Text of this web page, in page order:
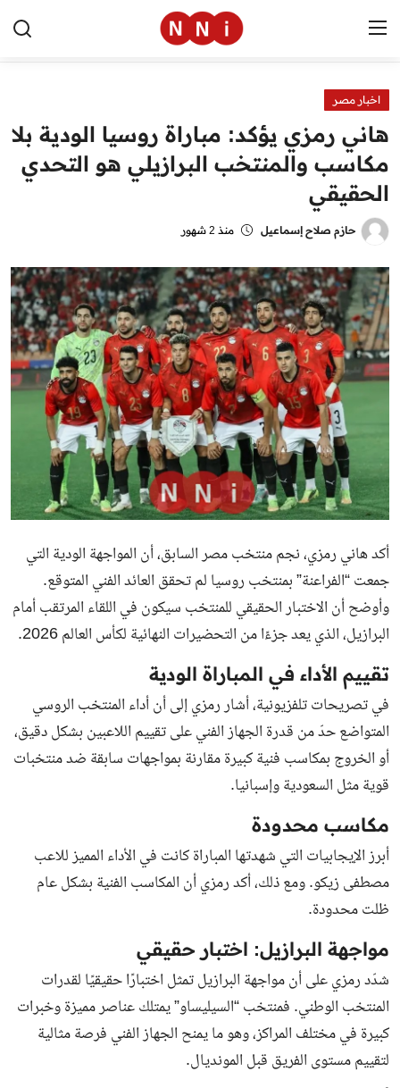
الرئيسية
اخبار مصر
العالم
الرياضة
مال وأعمال
تقنية
التعليم
منوعات
اخبار مصر
هاني رمزي يؤكد: مباراة روسيا الودية بلا
مكاسب والمنتخب البرازيلي هو التحدي
الحقيقي
حازم صلاح إسماعيل منذ 2 شهور
أكد هاني رمزي، نجم منتخب مصر السابق، أن المواجهة الودية التي
جمعت “الفراعنة” بمنتخب روسيا لم تحقق العائد الفني المتوقع.
وأوضح أن الاختبار الحقيقي للمنتخب سيكون في اللقاء المرتقب أمام
البرازيل، الذي يعد جزءًا من التحضيرات النهائية لكأس العالم 2026.
تقييم الأداء في المباراة الودية
في تصريحات تلفزيونية، أشار رمزي إلى أن أداء المنتخب الروسي
المتواضع حدّ من قدرة الجهاز الفني على تقييم اللاعبين بشكل دقيق،
أو الخروج بمكاسب فنية كبيرة مقارنة بمواجهات سابقة ضد منتخبات
قوية مثل السعودية وإسبانيا.
مكاسب محدودة
أبرز الإيجابيات التي شهدتها المباراة كانت في الأداء المميز للاعب
مصطفى زيكو. ومع ذلك، أكد رمزي أن المكاسب الفنية بشكل عام
ظلت محدودة.
مواجهة البرازيل: اختبار حقيقي
شدّد رمزي على أن مواجهة البرازيل تمثل اختبارًا حقيقيًا لقدرات
المنتخب الوطني. فمنتخب “السيليساو” يمتلك عناصر مميزة وخبرات
كبيرة في مختلف المراكز، وهو ما يمنح الجهاز الفني فرصة مثالية
لتقييم مستوى الفريق قبل المونديال.